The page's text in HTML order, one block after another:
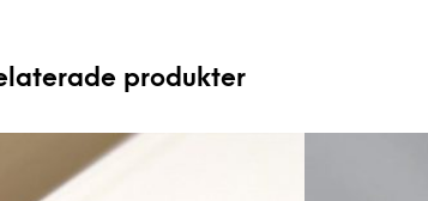
produkter